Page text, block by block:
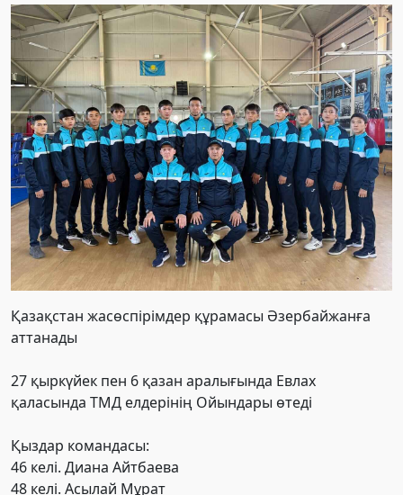
Қазақстан жасөспірімдер құрамасы Әзербайжанға
аттанады
27 қыркүйек пен 6 қазан аралығында Евлах
қаласында ТМД елдерінің Ойындары өтеді
Қыздар командасы:
46 келі. Диана Айтбаева
48 келі. Асылай Мұрат